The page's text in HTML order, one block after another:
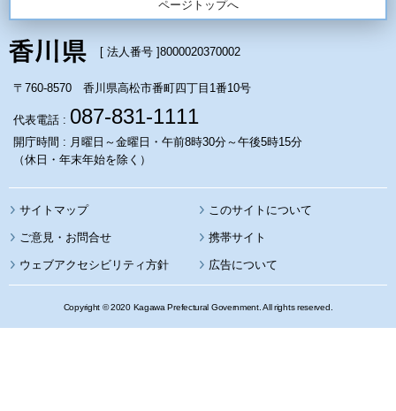
ページトップへ
[ 法人番号 ]8000020370002
〒760-8570 香川県高松市番町四丁目1番10号
代表電話 : 087-831-1111
開庁時間 : 月曜日～金曜日・午前8時30分～午後5時15分
（休日・年末年始を除く）
サイトマップ このサイトについて
携帯サイト
ウェブアクセシビリティ方針 広告について
Copyright © 2020 Kagawa Prefectural Government. All rights reserved.